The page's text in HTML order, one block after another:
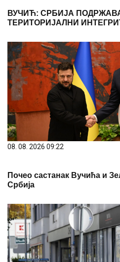
ВУЧИЋ: СРБИЈА
ТЕРИТОРИЈАЛНИ
08. 08. 2026 09:22
Почео састанак Вучића и
Србија